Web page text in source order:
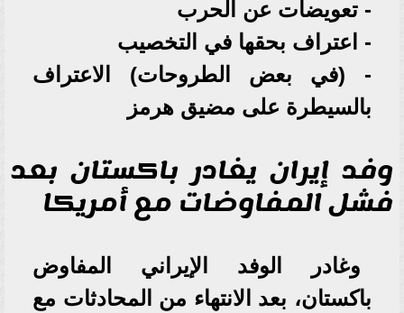
- تعويضات عن الحرب
- اعتراف بحقها في التخصيب
- (في بعض الطروحات) الاعتراف
بالسيطرة على مضيق هرمز
وفد إيران يغادر باكستان بعد
فشل المفاوضات مع أمريكا
وغادر الوفد الإيراني المفاوض
باكستان، بعد الانتهاء من المحادثات مع